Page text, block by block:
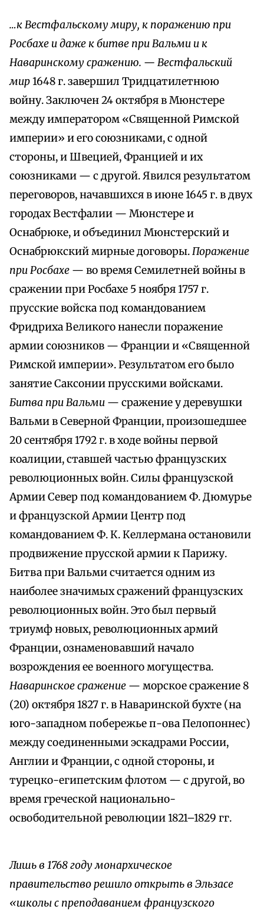
…к Вестфальскому миру, к поражению при
Росбахе и даже к битве при Вальми и к
Наваринскому сражению. — Вестфальский
мир1648 г. завершил Тридцатилетнюю
войну. Заключен 24 октября в Мюнстере
между императором «Священной Римской
империи» и его союзниками, с одной
стороны, и Швецией, Францией и их
союзниками — с другой. Явился результатом
переговоров, начавшихся в июне 1645 г. в двух
городах Вестфалии — Мюнстере и
Оснабрюке, и объединил Мюнстерский и
Оснабрюкский мирные договоры.Поражение
при Росбахе — во время Семилетней войны в
сражении при Росбахе 5 ноября 1757 г.
прусские войска под командованием
Фридриха Великого нанесли поражение
армии союзников — Франции и «Священной
Римской империи». Результатом его было
занятие Саксонии прусскими войсками.
Битва при Вальми — сражение у деревушки
Вальми в Северной Франции, произошедшее
20 сентября 1792 г. в ходе войны первой
коалиции, ставшей частью французских
революционных войн. Силы французской
Армии Север под командованием Ф. Дюмурье
и французской Армии Центр под
командованием Ф. К. Келлермана остановили
продвижение прусской армии к Парижу.
Битва при Вальми считается одним из
наиболее значимых сражений французских
революционных войн. Это был первый
триумф новых, революционных армий
Франции, ознаменовавший начало
возрождения ее военного могущества.
Наваринское сражение — морское сражение 8
(20) октября 1827 г. в Наваринской бухте (на
юго-западном побережье п-ова Пелопоннес)
между соединенными эскадрами России,
Англии и Франции, с одной стороны, и
турецко-египетским флотом — с другой, во
время греческой национально-
освободительной революции 1821–1829 гг.
Лишь в 1768 году монархическое
правительство решило открыть в Эльзасе
«школы с преподаванием французского